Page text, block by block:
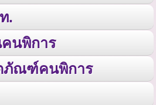
.
นพิการ
ภัณฑ์คนพิการ